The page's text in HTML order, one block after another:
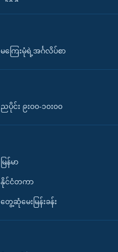
မကြေးမုံရဲ့အင်္ဂလိပ်စာ
ညပိုင်း ၉း၀၀-၁၀း၀၀
မြန်မာ
နိုင်ငံတကာ
တွေ့ဆုံမေးမြန်းခန်း